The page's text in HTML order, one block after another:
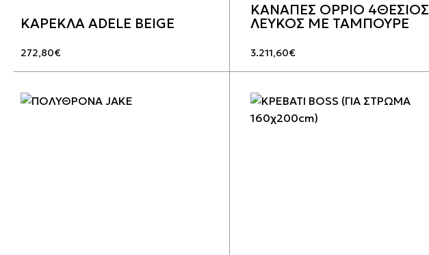
ΚΑΡΕΚΛΑ ADELE BEIGE
272,80€
ΚΑΝΑΠΕΣ OPPIO 4ΘΕΣΙΟΣ
ΛΕΥΚΟΣ ΜΕ ΤΑΜΠΟΥΡΕ
3.211,60€